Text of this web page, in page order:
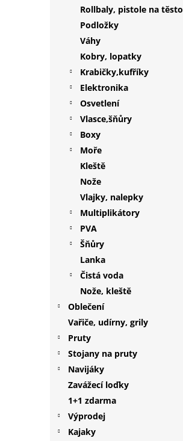
Rollbaly, pistole na těsto
Podložky
Váhy
Kobry, lopatky
Krabičky,kufříky
Elektronika
Osvetlení
Vlasce,šňůry
Boxy
Moře
Kleště
Nože
Vlajky, nalepky
Multiplikátory
PVA
Šňůry
Lanka
Čistá voda
Nože, kleště
Oblečení
Vařiče, udírny, grily
Pruty
Stojany na pruty
Navijáky
Zavážecí loďky
1+1 zdarma
Výprodej
Kajaky